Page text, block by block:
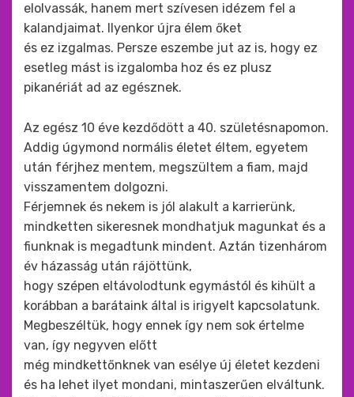
elolvassák, hanem mert szívesen idézem fel a
kalandjaimat. Ilyenkor újra élem őket
és ez izgalmas. Persze eszembe jut az is, hogy ez
esetleg mást is izgalomba hoz és ez plusz
pikanériát ad az egésznek.
Az egész 10 éve kezdődött a 40. születésnapomon.
Addig úgymond normális életet éltem, egyetem
után férjhez mentem, megszültem a fiam, majd
visszamentem dolgozni.
Férjemnek és nekem is jól alakult a karrierünk,
mindketten sikeresnek mondhatjuk magunkat és a
fiunknak is megadtunk mindent. Aztán tizenhárom
év házasság után rájöttünk,
hogy szépen eltávolodtunk egymástól és kihült a
korábban a barátaink által is irigyelt kapcsolatunk.
Megbeszéltük, hogy ennek így nem sok értelme
van, így negyven előtt
még mindkettőnknek van esélye új életet kezdeni
és ha lehet ilyet mondani, mintaszerűen elváltunk.